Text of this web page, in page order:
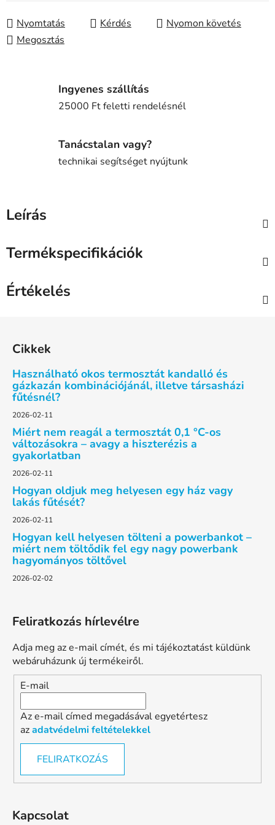
Nyomtatás Kérdés
Nyomon követés
Megosztás
Ingyenes szállítás
25000 Ft feletti rendelésnél
Tanácstalan vagy?
technikai segítséget nyújtunk
Leírás
Termékspecifikációk
Értékelés
Cikkek
Használható okos termosztát kandalló és
gázkazán kombinációjánál, illetve társasházi
fűtésnél?
2026-02-11
Miért nem reagál a termosztát 0,1 °C-os
változásokra – avagy a hiszterézis a
gyakorlatban
2026-02-11
Hogyan oldjuk meg helyesen egy ház vagy
lakás fűtését?
2026-02-11
Hogyan kell helyesen tölteni a powerbankot –
miért nem töltődik fel egy nagy powerbank
hagyományos töltővel
2026-02-02
Feliratkozás hírlevélre
Adja meg az e-mail címét, és mi tájékoztatást küldünk
webáruházunk új termékeiről.
E-mail
Az e-mail címed megadásával egyetértesz
azadatvédelmi feltételekkel
FELIRATKOZÁS
Kapcsolat